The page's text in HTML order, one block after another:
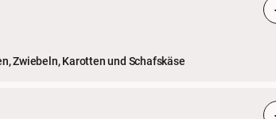
Zwiebeln, Karotten und Schafskäse